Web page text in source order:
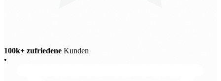
100k+ zufriedene Kunden
•